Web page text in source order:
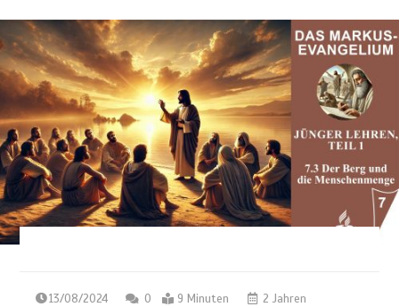
13/08/2024 0 9 Minuten 2 Jahren